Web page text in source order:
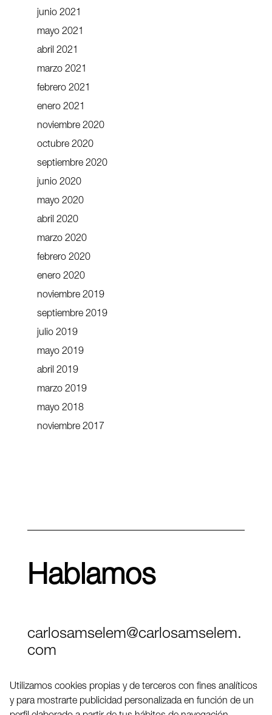
junio 2021
mayo 2021
abril 2021
marzo 2021
febrero 2021
enero 2021
noviembre 2020
octubre 2020
septiembre 2020
junio 2020
mayo 2020
abril 2020
marzo 2020
febrero 2020
enero 2020
noviembre 2019
septiembre 2019
julio 2019
mayo 2019
abril 2019
marzo 2019
mayo 2018
noviembre 2017
Hablamos
carlosamselem@carlosamselem.
com
Twitter
Utilizamos cookies propias y de terceros con fines analíticos
y para mostrarte publicidad personalizada en función de un